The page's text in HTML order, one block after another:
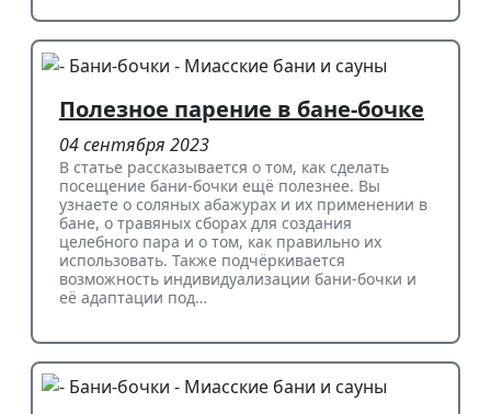
Полезное парение в бане-бочке
04 сентября 2023
В статье рассказывается о том, как сделать
посещение бани-бочки ещё полезнее. Вы
узнаете о соляных абажурах и их применении в
бане, о травяных сборах для создания
целебного пара и о том, как правильно их
использовать. Также подчёркивается
возможность индивидуализации бани-бочки и
её адаптации под…